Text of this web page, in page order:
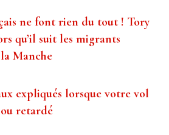
ne font rien du tout ! Tory
qu’il suit les migrants
Manche
expliqués lorsque votre vol
retardé